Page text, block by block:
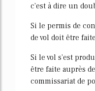
c'est à dire un
Si le permis de
de vol doit être
Si le vol s'est
être faite auprès
commissariat de